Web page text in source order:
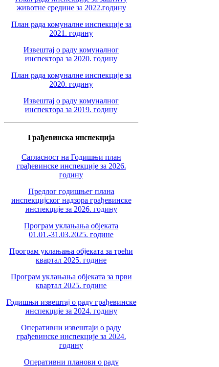
животне средине за 2022.годину
План рада комуналне инспекције за
2021. годину
Извештај о раду комуналног
инспектора за 2020. годину
План рада комуналне инспекције за
2020. годину
Извештај о раду комуналног
инспектора за 2019. годину
Грађевинска инспекција
Сагласност на Годишњи план
грађевинске инспекције за 2026.
годину
Предлог годишњег плана
инспекцијског надзора грађевинске
инспекције за 2026. годину
Програм уклањања објеката
01.01.-31.03.2025. године
Програм уклањања објеката за трећи
квартал 2025. године
Програм уклањања објеката за први
квартал 2025. године
Годишњи извештај о раду грађевинске
инспекције за 2024. годину
Оперативни извештаји о раду
грађевинске инспекције за 2024.
годину
Оперативни планови о раду